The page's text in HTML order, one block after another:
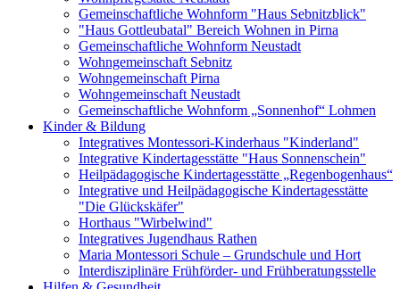
Gemeinschaftliche Wohnform "Haus Sebnitzblick"
"Haus Gottleubatal" Bereich Wohnen in Pirna
Gemeinschaftliche Wohnform Neustadt
Wohngemeinschaft Sebnitz
Wohngemeinschaft Pirna
Wohngemeinschaft Neustadt
Gemeinschaftliche Wohnform „Sonnenhof“ Lohmen
Kinder & Bildung
Integratives Montessori-Kinderhaus "Kinderland"
Integrative Kindertagesstätte "Haus Sonnenschein"
Heilpädagogische Kindertagesstätte „Regenbogenhaus“
Integrative und Heilpädagogische Kindertagesstätte
"Die Glückskäfer"
Horthaus "Wirbelwind"
Integratives Jugendhaus Rathen
Maria Montessori Schule – Grundschule und Hort
Interdisziplinäre Frühförder- und Frühberatungsstelle